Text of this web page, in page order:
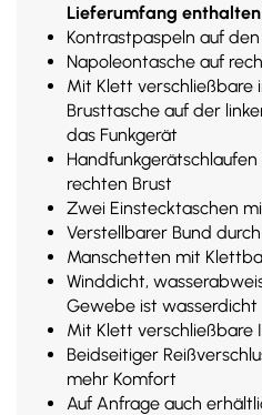
Lieferumfang
Kontrastpaspeln auf
Napoleontasche auf
Mit Klett verschließbare
Brusttasche auf der
das Funkgerät
rechten Brust
Zwei Einstecktaschen
Verstellbarer Bund
Manschetten mit
Winddicht,
Gewebe ist wasserdicht
Mit Klett verschließbare
Beidseitiger
mehr Komfort
Auf Anfrage auch